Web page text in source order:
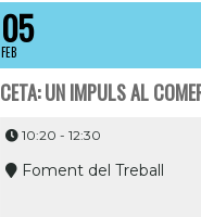
05
FEB
CETA: UN IMPULS AL
10:20 - 12:30
Foment del Treball